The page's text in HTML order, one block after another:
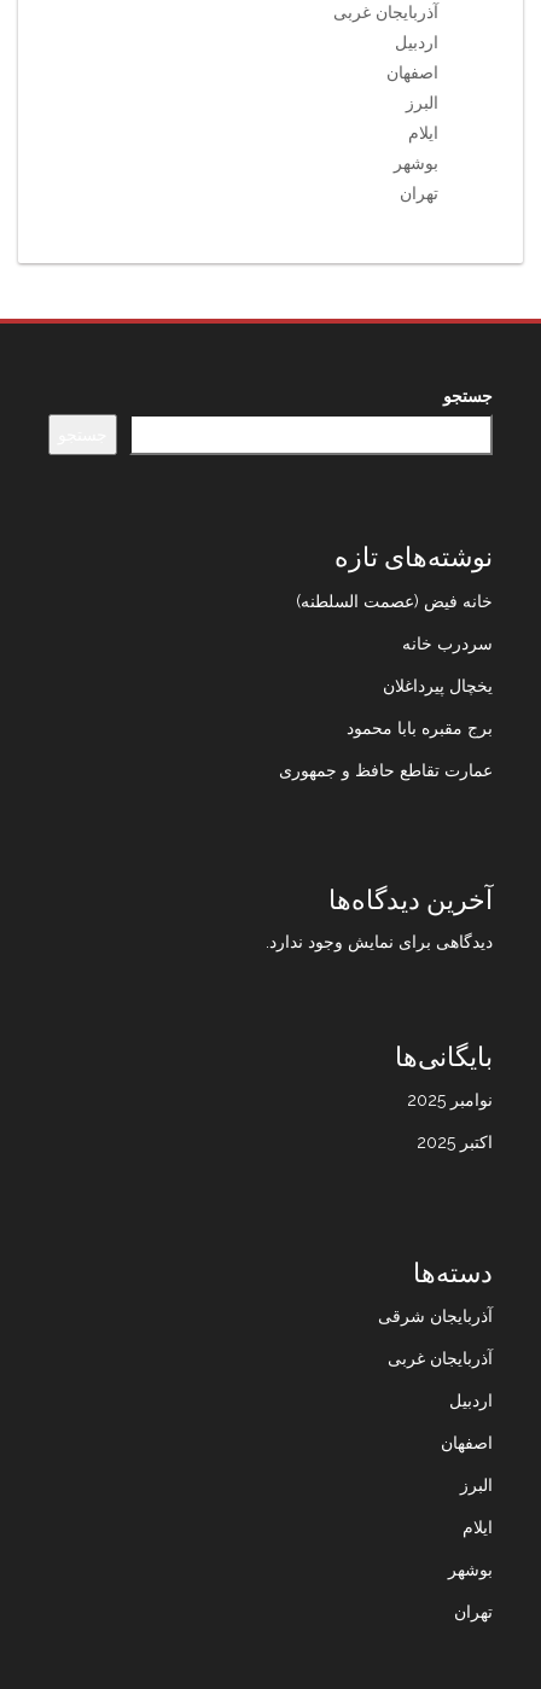
آذربایجان غربی
اردبیل
اصفهان
البرز
ایلام
بوشهر
تهران
جستجو
نوشته‌های تازه
خانه فیض (عصمت السلطنه)
سردرب خانه
یخچال پیرداغلان
برج مقبره بابا محمود
عمارت تقاطع حافظ و جمهوری
آخرین دیدگاه‌ها
دیدگاهی برای نمایش وجود ندارد.
بایگانی‌ها
نوامبر 2025
اکتبر 2025
دسته‌ها
آذربایجان شرقی
آذربایجان غربی
اردبیل
اصفهان
البرز
ایلام
بوشهر
تهران